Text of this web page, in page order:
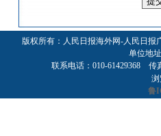
版权所有：人民日报海外网-人民日
单位地
联系电话：010-61429368 传
鲁